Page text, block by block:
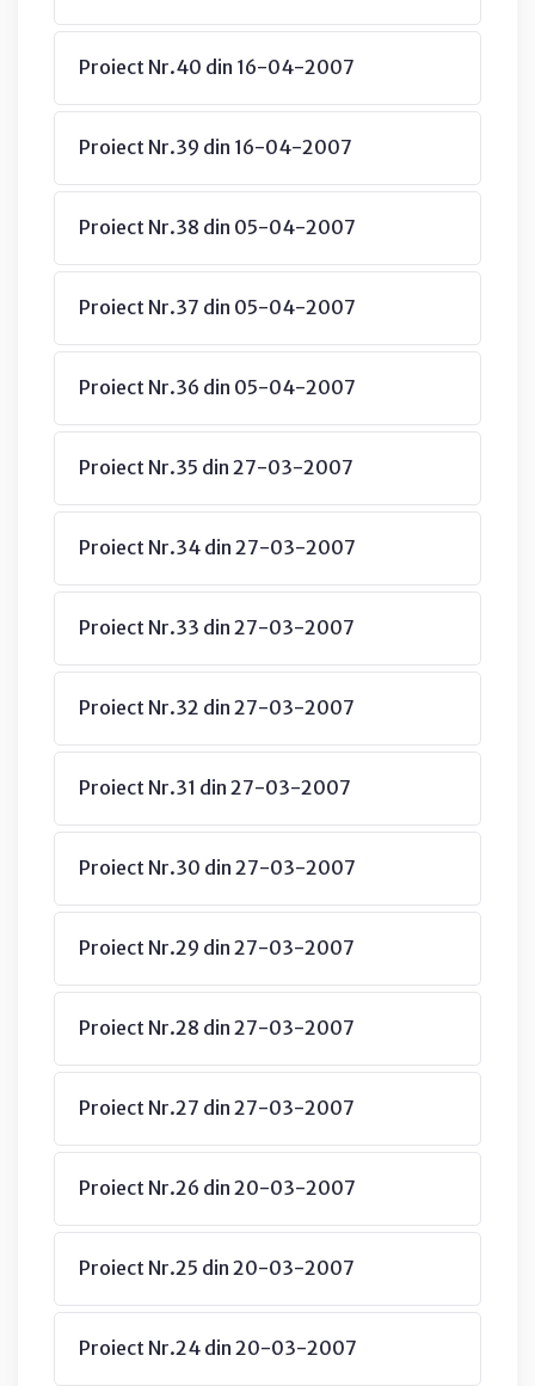
Proiect Nr.40 din 16-04-2007
Proiect Nr.39 din 16-04-2007
Proiect Nr.38 din 05-04-2007
Proiect Nr.37 din 05-04-2007
Proiect Nr.36 din 05-04-2007
Proiect Nr.35 din 27-03-2007
Proiect Nr.34 din 27-03-2007
Proiect Nr.33 din 27-03-2007
Proiect Nr.32 din 27-03-2007
Proiect Nr.31 din 27-03-2007
Proiect Nr.30 din 27-03-2007
Proiect Nr.29 din 27-03-2007
Proiect Nr.28 din 27-03-2007
Proiect Nr.27 din 27-03-2007
Proiect Nr.26 din 20-03-2007
Proiect Nr.25 din 20-03-2007
Proiect Nr.24 din 20-03-2007